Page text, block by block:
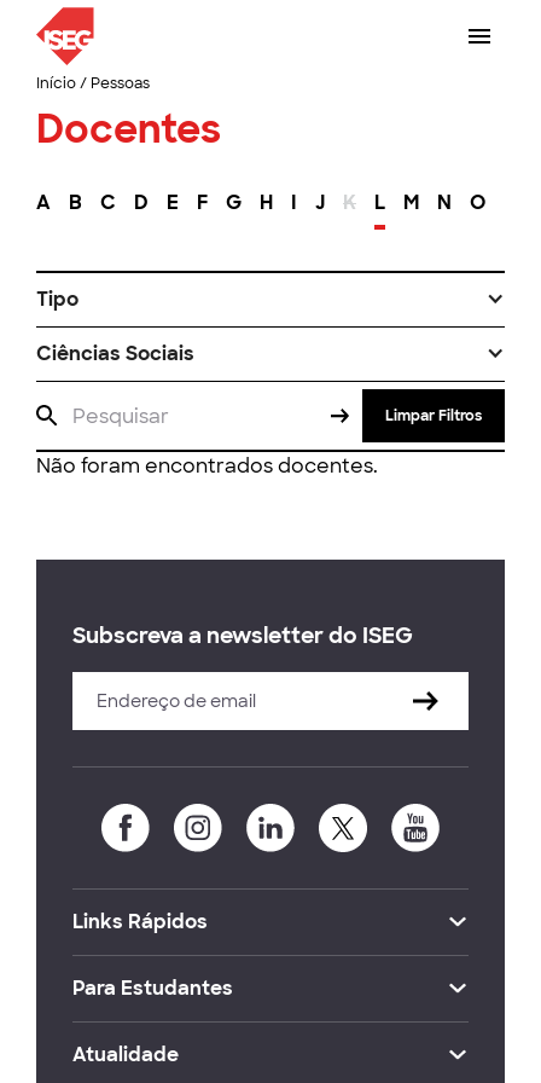
Início/ Pessoas
Docentes
A B C D E F G H I J K L M N O
Tipo
Ciências Sociais
Limpar Filtros
Não foram encontrados docentes.
Subscreva a newsletter do ISEG
Links Rápidos
Para Estudantes
Atualidade